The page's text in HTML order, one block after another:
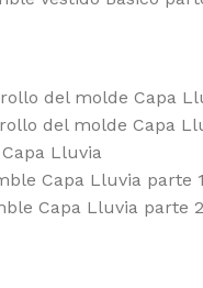
del molde Capa
del molde Capa
Lluvia
Capa Lluvia parte 1
Capa Lluvia parte 2